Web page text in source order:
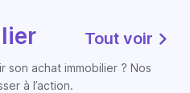
Tout voir
son achat immobilier ? Nos
à l’action.